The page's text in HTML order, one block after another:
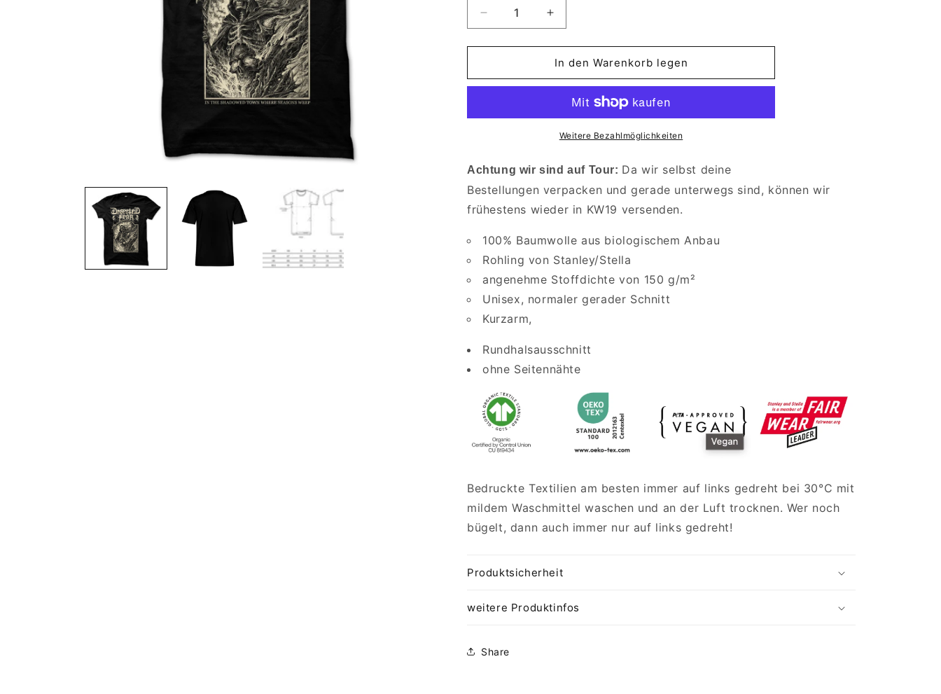
Verringere
die
Menge
T-
Reaper
Erhöhe
die
Menge
für
T-
Reaper
In den Warenkorb legen
Weitere Bezahlmöglichkeiten
Achtung wir sind auf Tour: Da wir selbst deine
Bestellungen verpacken und gerade unterwegs sind, können wir
frühestens wieder in KW19 versenden.
100% Baumwolle aus biologischem Anbau
Rohling von Stanley/Stella
angenehme Stoffdichte von 150 g/m²
Unisex, normaler gerader Schnitt
Kurzarm,
Rundhalsausschnitt
ohne Seitennähte
Bedruckte Textilien am besten immer auf links gedreht bei 30°C mit
mildem Waschmittel waschen und an der Luft trocknen. Wer noch
bügelt, dann auch immer nur auf links gedreht!
Produktsicherheit
weitere Produktinfos
Share